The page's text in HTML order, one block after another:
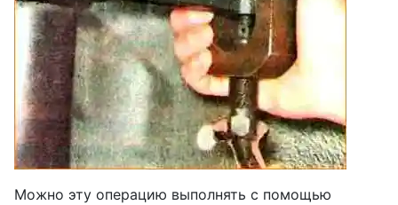
Можно эту операцию выполнять с помощью